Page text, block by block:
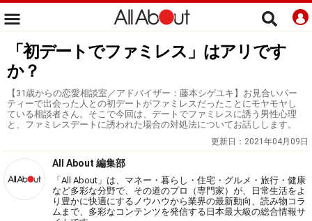
「初デートでファミレス」はアリです
か？
【31歳からの恋愛相談室／アドバイザー：藤本シゲユキ】お見合いパー
ティーで出会った人との初デートがファミレスだったことにモヤモヤし
ている相談者さん。そこで今回は、デートでファミレスに誘う男性心理
と、ファミレスデートに誘われた場合の対処法についてお話しします。
更新日： 2021年04月09日
All About 編集部
「All About」は、マネー・暮らし・住宅・グルメ・旅行・健康
など多彩な分野で、その道のプロ（専門家）が、日常生活をよ
り豊かに快適にするノウハウから業界の最新動向、読み物コラ
ムまで、多彩なコンテンツを発信する日本最大級の総合情報サ